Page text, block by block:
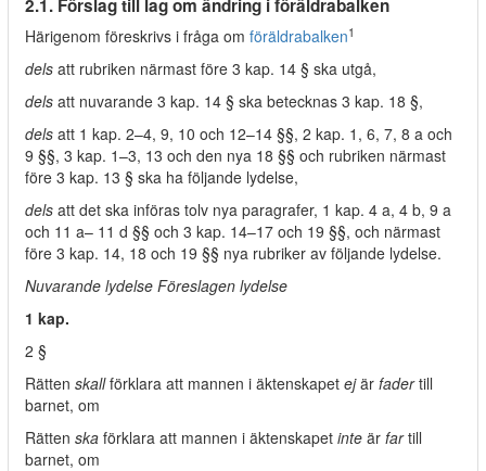
2.1. Förslag till lag om ändring i föräldrabalken
Härigenom föreskrivs i fråga om föräldrabalken1
dels att rubriken närmast före 3 kap. 14 § ska utgå,
dels att nuvarande 3 kap. 14 § ska betecknas 3 kap. 18 §,
dels att 1 kap. 2–4, 9, 10 och 12–14 §§, 2 kap. 1, 6, 7, 8 a och
9 §§, 3 kap. 1–3, 13 och den nya 18 §§ och rubriken närmast
före 3 kap. 13 § ska ha följande lydelse,
dels att det ska införas tolv nya paragrafer, 1 kap. 4 a, 4 b, 9 a
och 11 a– 11 d §§ och 3 kap. 14–17 och 19 §§, och närmast
före 3 kap. 14, 18 och 19 §§ nya rubriker av följande lydelse.
Nuvarande lydelse Föreslagen lydelse
1 kap.
2 §
Rätten skallförklara att mannen i äktenskapet ejär fadertill
barnet, om
Rätten ska förklara att mannen i äktenskapet inte är fartill
barnet, om